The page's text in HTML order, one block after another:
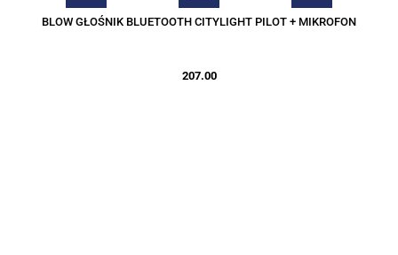
BLOW GŁOŚNIK BLUETOOTH CITYLIGHT PILOT + MIKROFON
207.00